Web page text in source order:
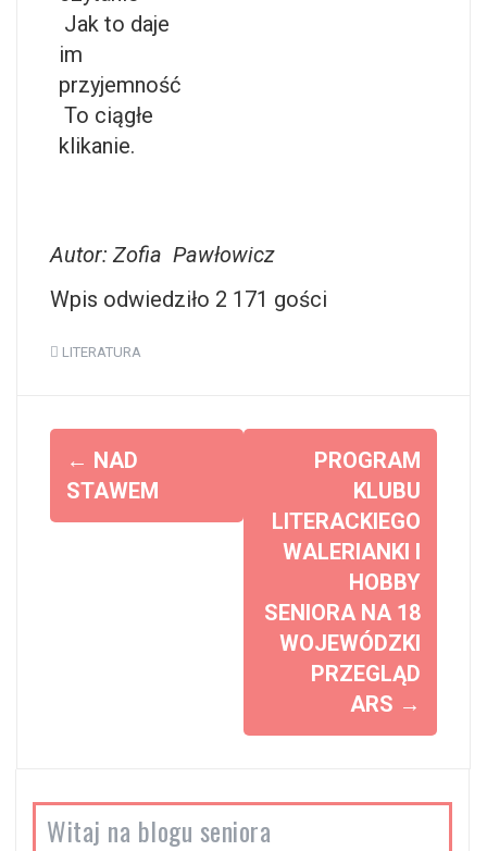
Jak to daje
im
przyjemność
To ciągłe
klikanie.
Autor: Zofia Pawłowicz
Wpis odwiedziło 2 171 gości
LITERATURA
b
y
← NAD
STAWEM
PROGRAM
KLUBU
LITERACKIEGO
WALERIANKI I
HOBBY
SENIORA NA 18
WOJEWÓDZKI
PRZEGLĄD
ARS →
Witaj na blogu seniora